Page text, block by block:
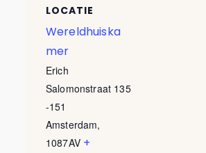
LOCATIE
Wereldhuiska
mer
Erich
Salomonstraat 135
-151
Amsterdam,
1087AV +